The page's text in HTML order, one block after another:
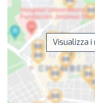
Visualizza